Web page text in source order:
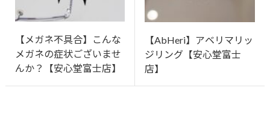
【メガネ不具合】こんな
メガネの症状ございませ
んか？【安心堂富士店】
【AbHeri】アベリマリッ
ジリング【安心堂富士
店】